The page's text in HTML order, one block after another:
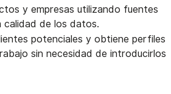
y empresas utilizando fuentes
calidad de los datos.
potenciales y obtiene perfiles
sin necesidad de introducirlos